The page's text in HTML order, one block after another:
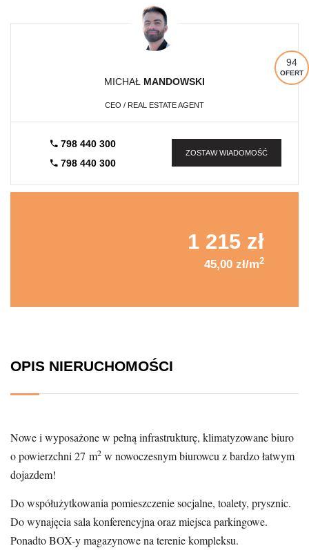
94
OFERT
MICHAŁ MANDOWSKI
CEO / REAL ESTATE AGENT
798 440 300
798 440 300
ZOSTAW WIADOMOŚĆ
1 215 zł
45,00 zł/m2
OPIS NIERUCHOMOŚCI
Nowe i wyposażone w pełną infrastrukturę, klimatyzowane biuro
o powierzchni 27 m2 w nowoczesnym biurowcu z bardzo łatwym
dojazdem!
Do współużytkowania pomieszczenie socjalne, toalety, prysznic.
Do wynajęcia sala konferencyjna oraz miejsca parkingowe.
Ponadto BOX-y magazynowe na terenie kompleksu.